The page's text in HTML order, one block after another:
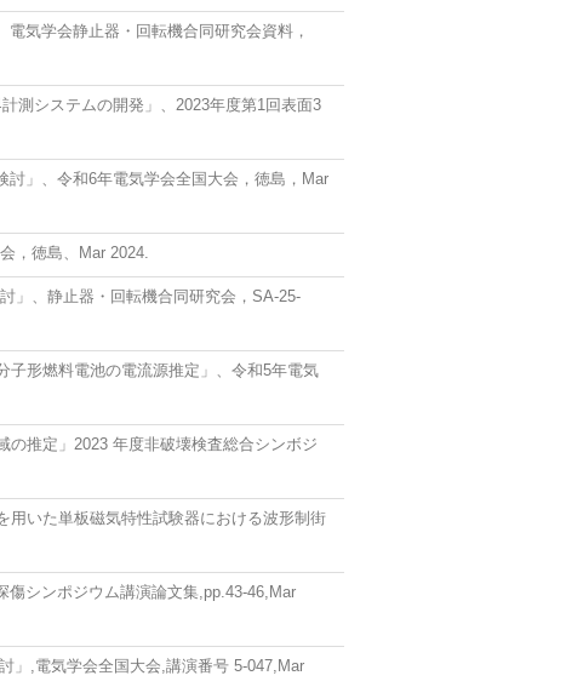
気学会静止器・回転機合同研究会資料，
測システムの開発」、2023年度第1回表面3
」、令和6年電気学会全国大会，徳島，Mar
，徳島、Mar 2024.
」、静止器・回転機合同研究会，SA-25-
子形燃料電池の電流源推定」、令和5年電気
推定」2023 年度非破壊検査総合シンボジ
用いた単板磁気特性試験器における波形制街
シンポジウム講演論文集,pp.43-46,Mar
」,電気学会全国大会,講演番号 5-047,Mar